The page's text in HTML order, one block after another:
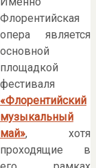
Флорентийская
опера является
основной
площадкой
фестиваля
«Флорентийский
музыкальный
май», хотя
проходящие в